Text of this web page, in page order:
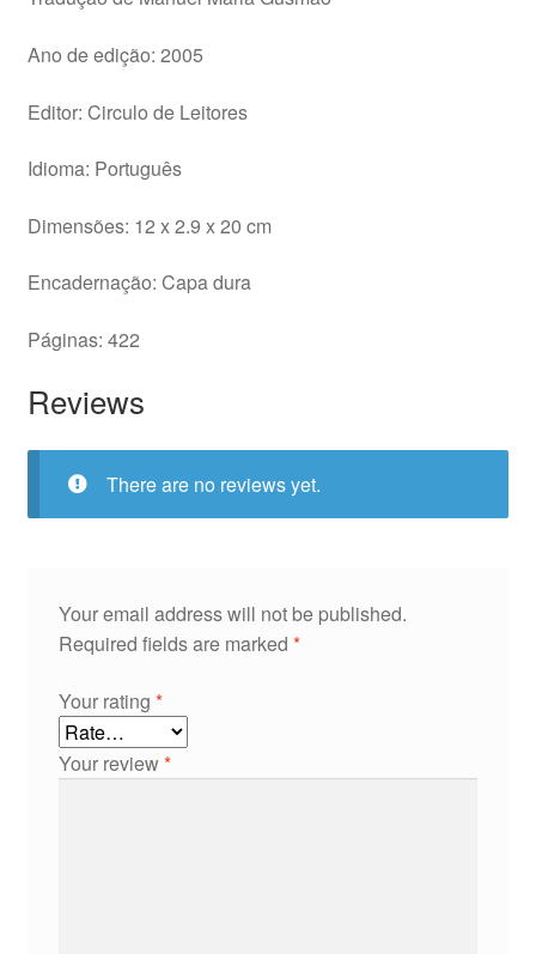
Ano de edição: 2005
Editor: Circulo de Leitores
Idioma: Português
Dimensões: 12 x 2.9 x 20 cm
Encadernação: Capa dura
Páginas: 422
Reviews
There are no reviews yet.
Your email address will not be published.
Required fields are marked *
Your rating *
Your review*